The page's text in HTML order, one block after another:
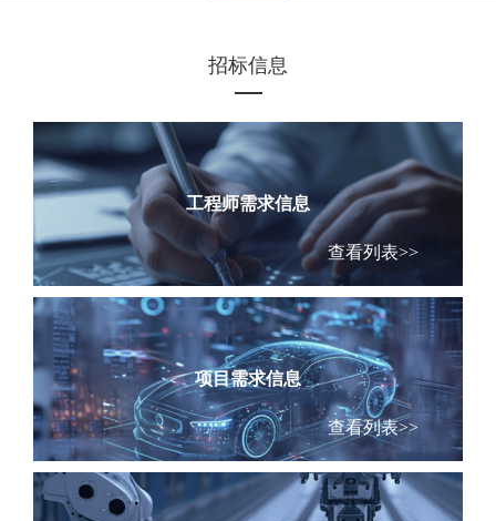
招标信息
工程师需求信息
查看列表>>
项目需求信息
查看列表>>